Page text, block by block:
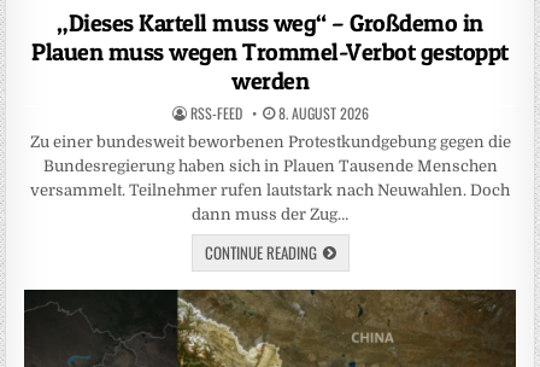
„Dieses Kartell muss weg“ – Großdemo in
Plauen muss wegen Trommel-Verbot gestoppt
werden
RSS-FEED 8. AUGUST 2026
Zu einer bundesweit beworbenen Protestkundgebung gegen die
Bundesregierung haben sich in Plauen Tausende Menschen
versammelt. Teilnehmer rufen lautstark nach Neuwahlen. Doch
dann muss der Zug…
CONTINUE READING